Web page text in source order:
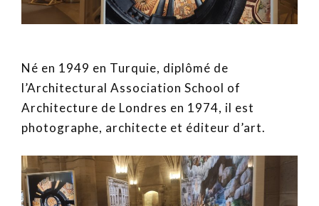
Né en 1949 en Turquie, diplômé de
l’Architectural Association School of
Architecture de Londres en 1974, il est
photographe, architecte et éditeur d’art.